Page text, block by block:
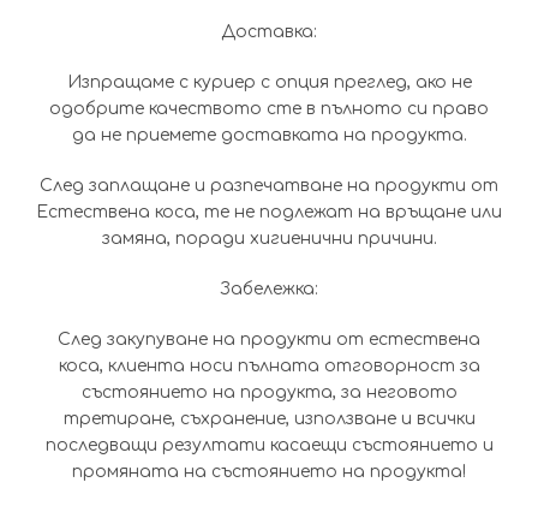
Доставка:
Изпращаме с куриер с опция преглед, ако не
одобрите качеството сте в пълното си право
да не приемете доставката на продукта.
След заплащане и разпечатване на продукти от
Естествена коса, те не подлежат на връщане или
замяна, поради хигиенични причини.
Забележка:
След закупуване на продукти от естествена
коса, клиента носи пълната отговорност за
състоянието на продукта, за неговото
третиране, съхранение, използване и всички
последващи резултати касаещи състоянието и
промяната на състоянието на продукта!